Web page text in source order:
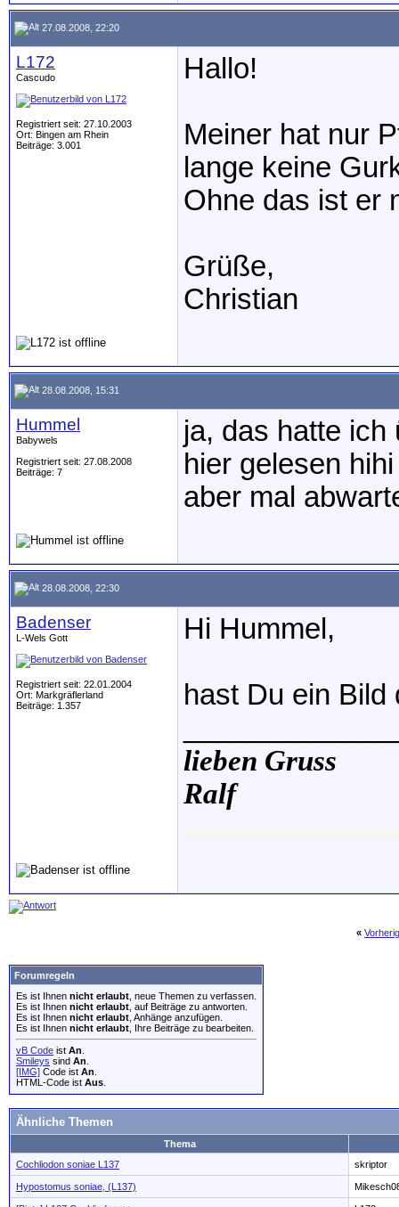
27.08.2008, 22:20
L172
Cascudo
Registriert seit: 27.10.2003
Ort: Bingen am Rhein
Beiträge: 3.001
Hallo!
Meiner hat nur
lange keine
Ohne das ist er
Grüße,
Christian
28.08.2008, 15:31
Hummel
Babywels
Registriert seit: 27.08.2008
Beiträge: 7
ja, das hatte ich
hier gelesen hihi
aber mal
28.08.2008, 22:30
Badenser
L-Wels Gott
Registriert seit: 22.01.2004
Ort: Markgräflerland
Beiträge: 1.357
Hi Hummel,
hast Du ein Bild
lieben Gruss
Ralf
«
Forumregeln
Es ist Ihnen nicht erlaubt , neue Themen zu verfassen.
Es ist Ihnen nicht erlaubt , auf Beiträge zu antworten.
Es ist Ihnen nicht erlaubt , Anhänge anzufügen.
Es ist Ihnen nicht erlaubt , Ihre Beiträge zu bearbeiten.
vB Code ist An
Smileys sind An
[IMG] Code ist An
HTML-Code ist Aus
Ähnliche Themen
Thema
Cochliodon soniae L137
skriptor
Hypostomus soniae, (L137)